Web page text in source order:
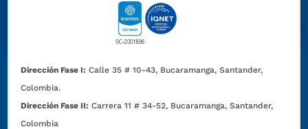
Dirección Fase I: Calle 35 # 10-43, Bucaramanga, Santander,
Colombia.
Dirección Fase II: Carrera 11 # 34-52, Bucaramanga, Santander,
Colombia